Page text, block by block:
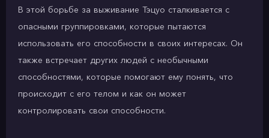
В этой борьбе за выживание Тэцуо сталкивается с
опасными группировками, которые пытаются
использовать его способности в своих интересах. Он
также встречает других людей с необычными
способностями, которые помогают ему понять, что
происходит с его телом и как он может
контролировать свои способности.